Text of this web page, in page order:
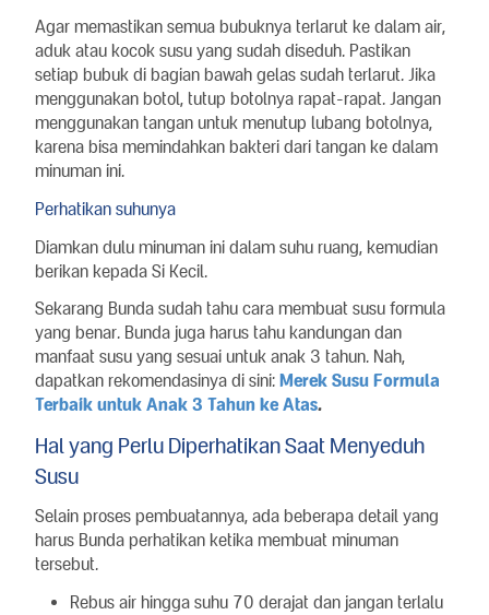
Agar memastikan semua bubuknya terlarut ke dalam air,
aduk atau kocok susu yang sudah diseduh. Pastikan
setiap bubuk di bagian bawah gelas sudah terlarut. Jika
menggunakan botol, tutup botolnya rapat-rapat. Jangan
menggunakan tangan untuk menutup lubang botolnya,
karena bisa memindahkan bakteri dari tangan ke dalam
minuman ini.
Perhatikan suhunya
Diamkan dulu minuman ini dalam suhu ruang, kemudian
berikan kepada Si Kecil.
Sekarang Bunda sudah tahu cara membuat susu formula
yang benar. Bunda juga harus tahu kandungan dan
manfaat susu yang sesuai untuk anak 3 tahun. Nah,
dapatkan rekomendasinya di sini: Merek Susu Formula
Terbaik untuk Anak 3 Tahun ke Atas.
Hal yang Perlu Diperhatikan Saat Menyeduh
Susu
Selain proses pembuatannya, ada beberapa detail yang
harus Bunda perhatikan ketika membuat minuman
tersebut.
Rebus air hingga suhu 70 derajat dan jangan terlalu